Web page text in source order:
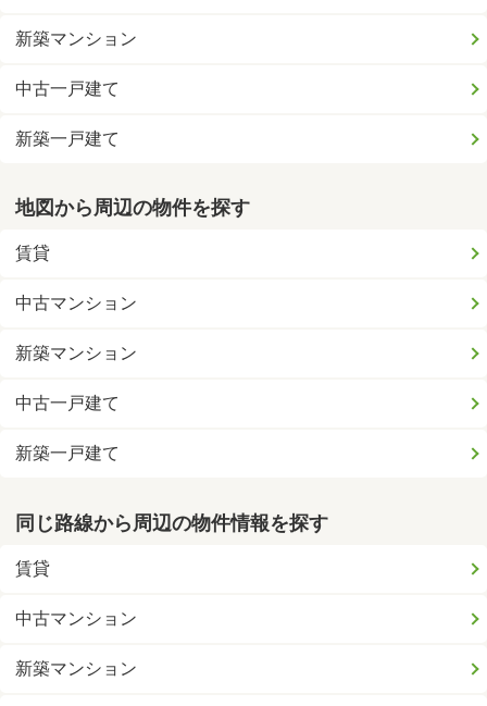
新築マンション
中古一戸建て
新築一戸建て
地図から周辺の物件を探す
賃貸
中古マンション
新築マンション
中古一戸建て
新築一戸建て
同じ路線から周辺の物件情報を探す
賃貸
中古マンション
新築マンション